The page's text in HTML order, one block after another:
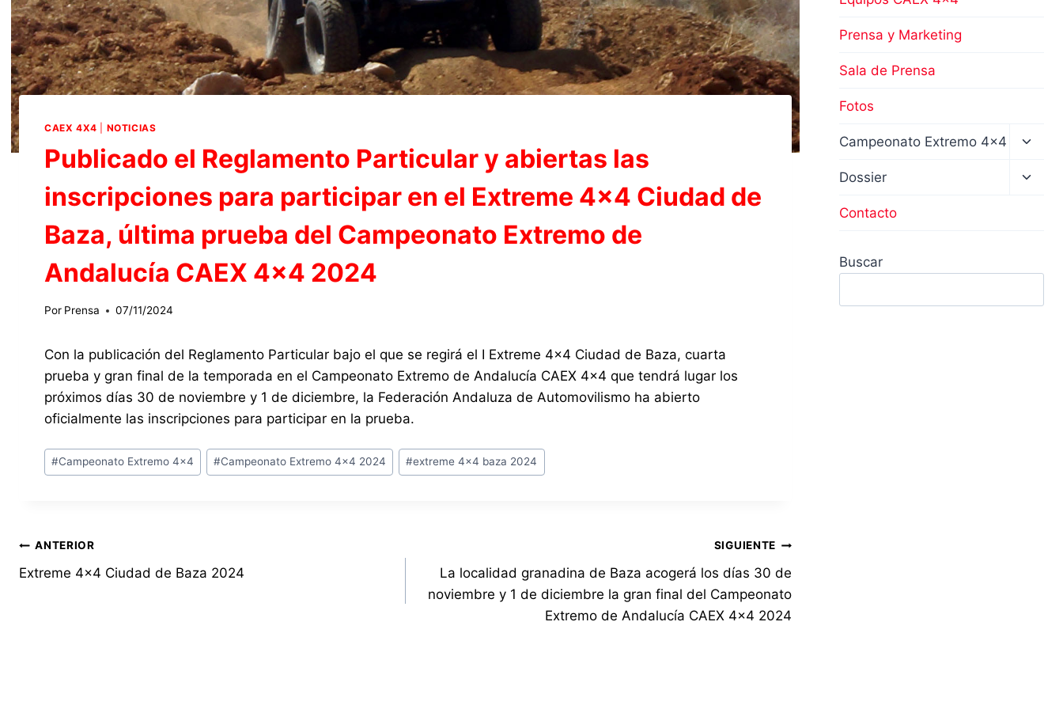
CAEX 4X4 NOTICIAS
Publicado el Reglamento Particular y abiertas las
inscripciones para participar en el Extreme 4×4 Ciudad de
Baza, última prueba del Campeonato Extremo de
Andalucía CAEX 4×4 2024
Por Prensa 07/11/2024
Con la publicación del Reglamento Particular bajo el que se regirá el I Extreme 4×4 Ciudad de Baza, cuarta
prueba y gran final de la temporada en el Campeonato Extremo de Andalucía CAEX 4×4 que tendrá lugar los
próximos días 30 de noviembre y 1 de diciembre, la Federación Andaluza de Automovilismo ha abierto
oficialmente las inscripciones para participar en la prueba.
Etiquetas
de
#Campeonato Extremo 4x4 #Campeonato Extremo 4x4 2024 #extreme 4x4 baza 2024
Navegación
de
ANTERIOR
Extreme 4×4 Ciudad de Baza 2024
SIGUIENTE
La localidad granadina de Baza acogerá los días 30 de
noviembre y 1 de diciembre la gran final del Campeonato
Extremo de Andalucía CAEX 4×4 2024
Prensa y Marketing
Sala de Prensa
Fotos
Campeonato Extremo 4×4
hijo
Dossier
Contacto
Buscar